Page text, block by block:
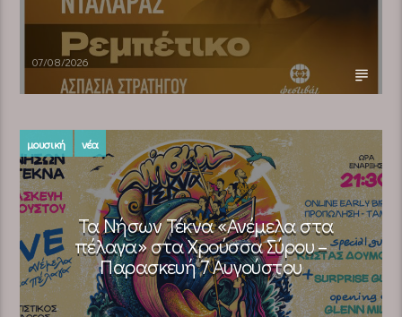
07/08/2026
μουσική νέα
Τα Νήσων Τέκνα «Ανέμελα στα
πέλαγα» στα Χρούσσα Σύρου –
Παρασκευή 7 Αυγούστου